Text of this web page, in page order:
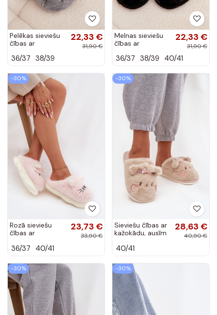
Pelēkas sieviešu
čības ar
22,33 €
31,90 €
36/37 38/39
Melnas sieviešu
čības ar
22,33 €
31,90 €
36/37 38/39 40/41
-30%
Rozā sieviešu
čības ar
smaidu Lexira
23,73 €
33,90 €
36/37 40/41
-30%
Sieviešu čības ar
kažokādu, ausīm
krāsā Corayne
28,63 €
40,90 €
40/41
-30% -30%